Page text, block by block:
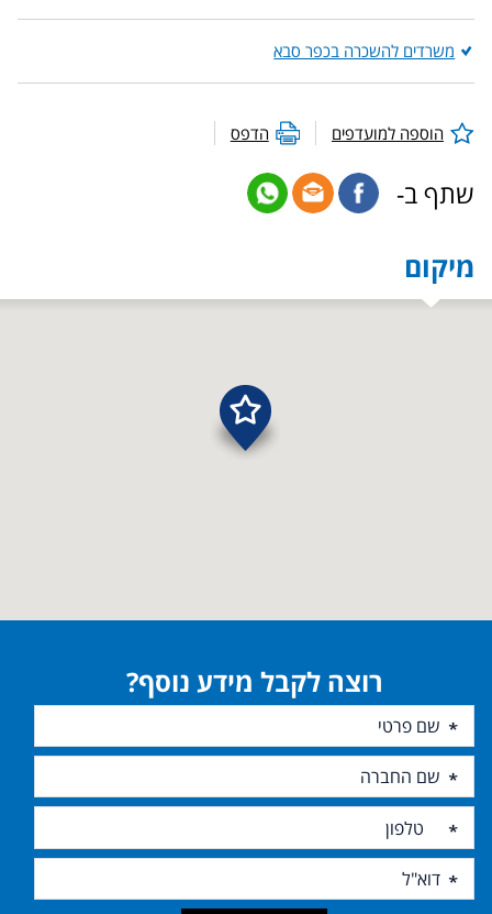
משרדים להשכרה בכפר סבא
הוספה למועדפים הדפס
שתף ב-
מיקום
רוצה לקבל מידע נוסף?